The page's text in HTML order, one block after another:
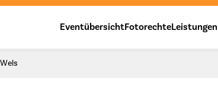
EventübersichtFotorechteLeistungen